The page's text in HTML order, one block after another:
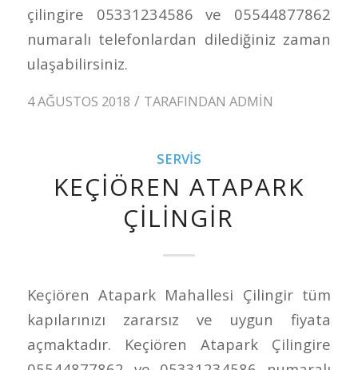
çilingire 05331234586 ve 05544877862
numaralı telefonlardan dilediğiniz zaman
ulaşabilirsiniz.
4 AĞUSTOS 2018 / TARAFINDAN ADMIN
SERVIS
KEÇIÖREN ATAPARK
ÇILINGIR
Keçiören Atapark Mahallesi Çilingir tüm
kapılarınızı zararsız ve uygun fiyata
açmaktadır. Keçiören Atapark Çilingire